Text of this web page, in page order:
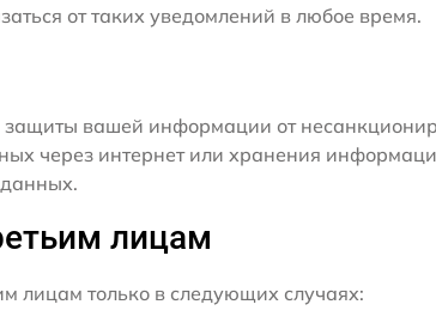
от таких уведомлений в любое время.
вашей информации от
через интернет или хранения
лицам
только в следующих случаях: